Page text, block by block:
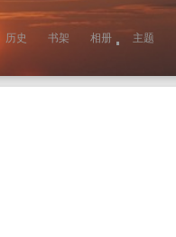
历史 书架 相册 主题